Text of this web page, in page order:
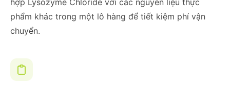
hợp Lysozyme Chloride với các nguyên liệu thực
phẩm khác trong một lô hàng để tiết kiệm phí vận
chuyển.